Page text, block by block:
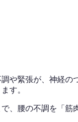
緊張が、神経
す。
腰の不調を「筋